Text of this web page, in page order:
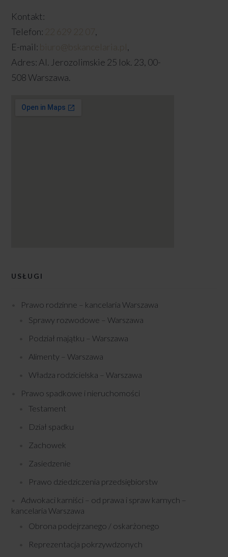
Kontakt:
Telefon: 22 629 22 07 ,
E-mail: biuro@bskancelaria.pl,
Adres: Al. Jerozolimskie 25 lok. 23, 00-
508 Warszawa.
USŁUGI
Prawo rodzinne – kancelaria Warszawa
Sprawy rozwodowe – Warszawa
Podział majątku – Warszawa
Alimenty – Warszawa
Władza rodzicielska – Warszawa
Prawo spadkowe i nieruchomości
Testament
Dział spadku
Zachowek
Zasiedzenie
Prawo dziedziczenia przedsiębiorstw
Adwokaci karniści – od prawa i spraw karnych –
kancelaria Warszawa
Obrona podejrzanego / oskarżonego
Reprezentacja pokrzywdzonych